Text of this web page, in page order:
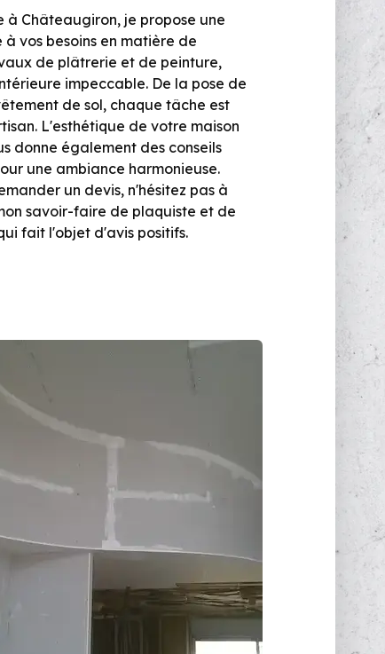
Châteaugiron, je propose une
vos besoins en matière de
de plâtrerie et de peinture,
impeccable. De la pose de
de sol, chaque tâche est
L'esthétique de votre maison
donne également des conseils
une ambiance harmonieuse.
un devis, n'hésitez pas à
savoir-faire de plaquiste et de
fait l'objet d'avis positifs.